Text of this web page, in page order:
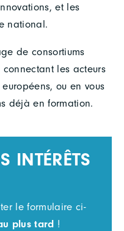
et les
national.
de consortiums
les acteurs
ou en vous
déjà en formation.
INTÉRÊTS
le formulaire ci-
plus tard !